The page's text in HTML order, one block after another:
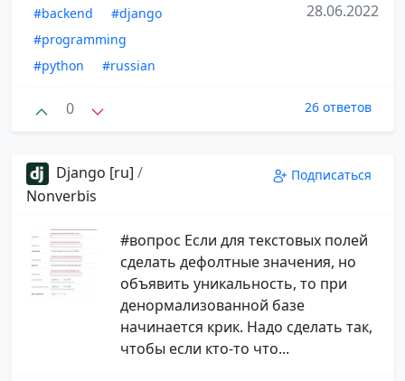
#backend
#django
#programming
#python
#russian
28.06.2022
0 26 ответов
Django [ru] /
Nonverbis
Подписаться
#вопрос Если для текстовых полей
сделать дефолтные значения, но
объявить уникальность, то при
денормализованной базе
начинается крик. Надо сделать так,
чтобы если кто-то что...